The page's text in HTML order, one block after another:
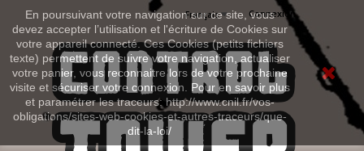
En poursuivant votre navigation sur ce site, vous
devez accepter l’utilisation et l'écriture de Cookies sur
votre appareil connecté. Ces Cookies (petits fichiers
texte) permettent de suivre votre navigation, actualiser
votre panier, vous reconnaitre lors de votre prochaine
visite et sécuriser votre connexion. Pour en savoir plus
et paramétrer les traceurs: http://www.cnil.fr/vos-
obligations/sites-web-cookies-et-autres-traceurs/que-
dit-la-loi/
Connexion
Français